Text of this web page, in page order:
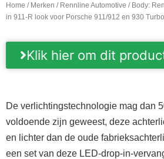
Home / Merken / Rennline Automotive / Body:
in 911-R look voor Porsche 911/912 en 930 Turbo
Klik hier om dit
De verlichtingstechnologie mag dan
voldoende zijn geweest, deze
en lichter dan de oude
een set van deze LED-drop-in-